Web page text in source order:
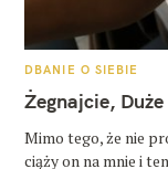
K
T
E
O
R
I
DBANIE O SIEBIE
Żegnajcie, Duże
Mimo tego, że nie
ciąży on na mnie i